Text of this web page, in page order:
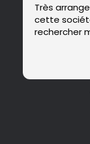
Très
cette
rechercher